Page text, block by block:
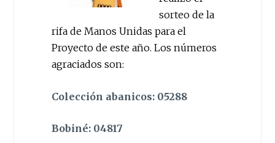
sorteo de la
rifa de Manos Unidas para el
Proyecto de este año. Los números
agraciados son:
Colección abanicos: 05288
Bobiné: 04817